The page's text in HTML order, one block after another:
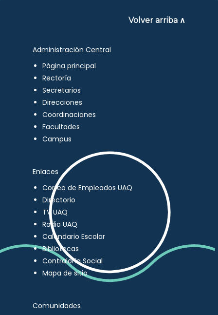
Volver arriba ∧
Administración Central
Página principal
Rectoría
Secretarios
Direcciones
Coordinaciones
Facultades
Campus
Enlaces
Correo de Empleados UAQ
Directorio
TV UAQ
Radio UAQ
Calendario Escolar
Bibliotecas
Contraloría Social
Mapa de sitio
Comunidades